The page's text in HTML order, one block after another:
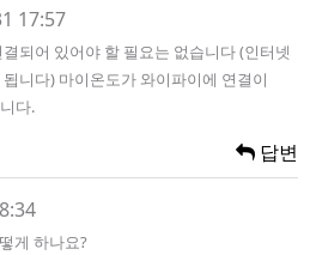
17:57
되어 있어야 할 필요는 없습니다 (인터넷
니다) 마이온도가 와이파이에 연결이
다.
답변
게 하나요?